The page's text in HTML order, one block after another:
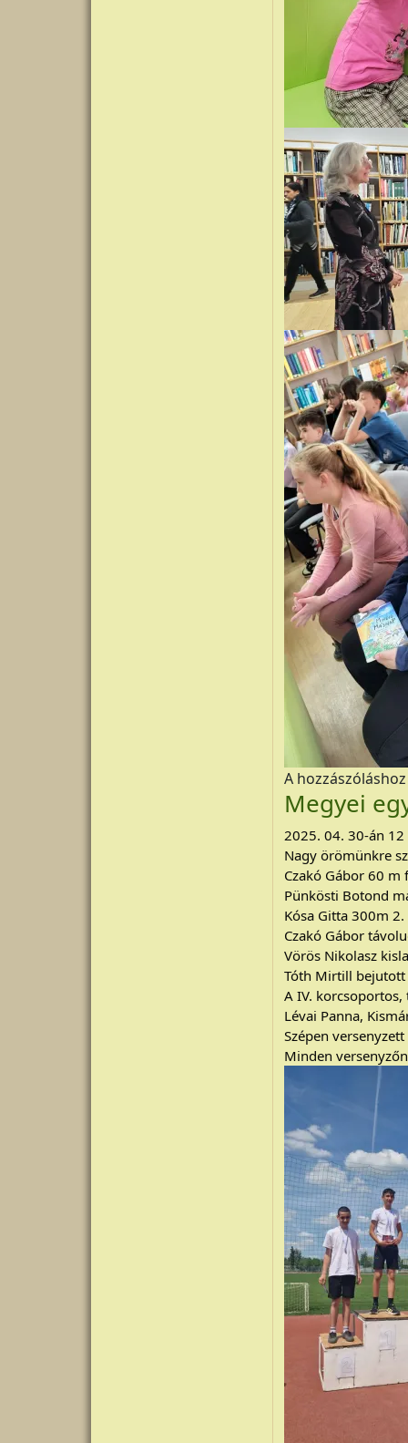
A
Megyei
2025. 04. 30-án
Nagy örömünkre
Czakó Gábor 60 m
Pünkösti Botond
Kósa Gitta 300m
Czakó Gábor
Vörös Nikolasz
Tóth Mirtill
A IV.
Lévai Panna,
Szépen
Minden